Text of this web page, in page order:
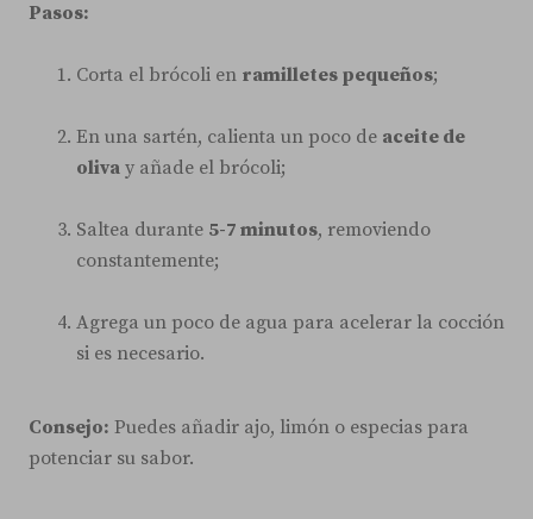
Pasos:
Corta el brócoli en ramilletes pequeños;
En una sartén, calienta un poco de aceite de
oliva y añade el brócoli;
Saltea durante 5-7 minutos, removiendo
constantemente;
Agrega un poco de agua para acelerar la cocción
si es necesario.
Consejo: Puedes añadir ajo, limón o especias para
potenciar su sabor.